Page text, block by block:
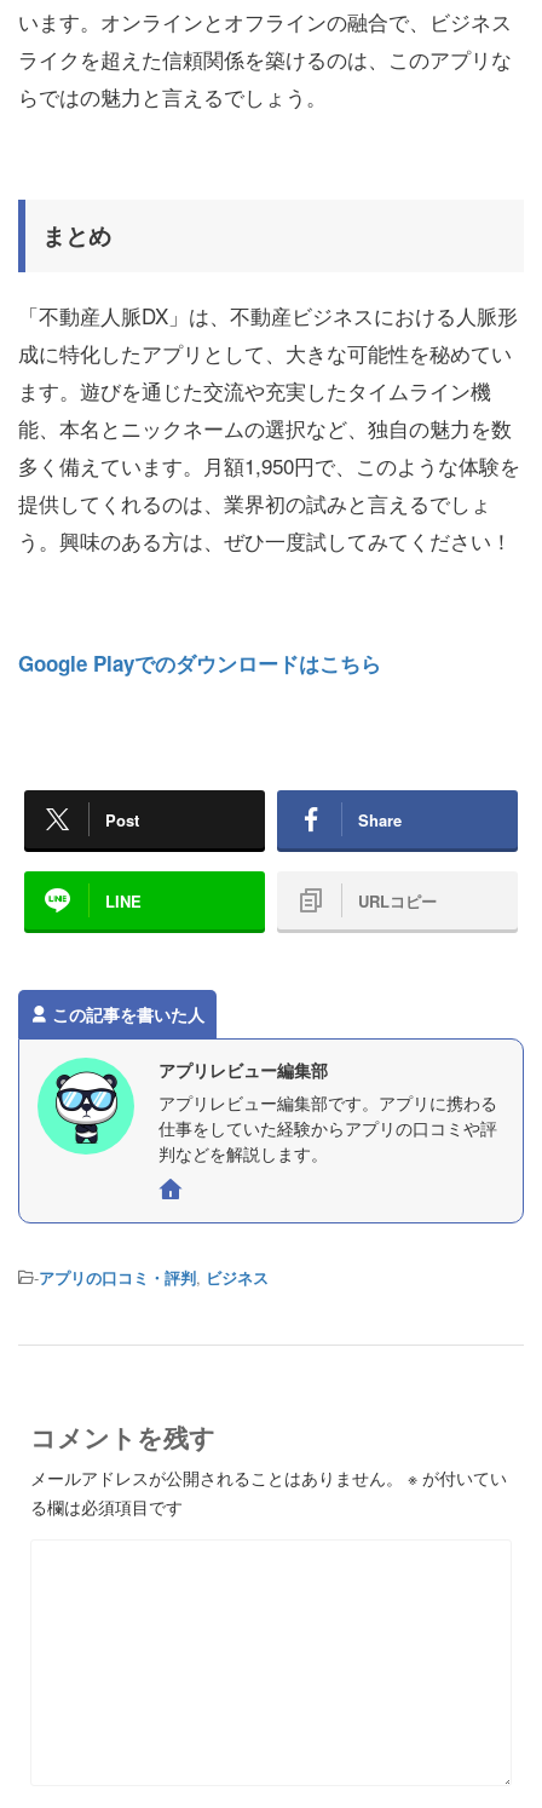
います。オンラインとオフラインの融合で、ビジネス
ライクを超えた信頼関係を築けるのは、このアプリな
らではの魅力と言えるでしょう。
まとめ
「不動産人脈DX」は、不動産ビジネスにおける人脈形
成に特化したアプリとして、大きな可能性を秘めてい
ます。遊びを通じた交流や充実したタイムライン機
能、本名とニックネームの選択など、独自の魅力を数
多く備えています。月額1,950円で、このような体験を
提供してくれるのは、業界初の試みと言えるでしょ
う。興味のある方は、ぜひ一度試してみてください！
Google Playでのダウンロードはこちら
Post Share
LINE URLコピー
この記事を書いた人
アプリレビュー編集部
アプリレビュー編集部です。アプリに携わる
仕事をしていた経験からアプリの口コミや評
判などを解説します。
-アプリの口コミ・評判, ビジネス
コメントを残す
メールアドレスが公開されることはありません。 ※ が付いてい
る欄は必須項目です